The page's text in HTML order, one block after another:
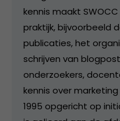
kennis maakt
praktijk, bijvoorbeeld
publicaties, het
schrijven van
onderzoekers,
kennis over
1995 opgericht op